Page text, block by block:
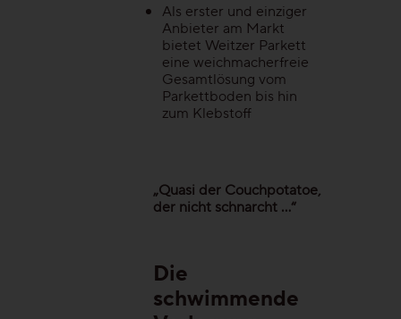
Unsere Kollektionen - Ihre Vorteile
Unsere Top-Seller, Aktionen und
beliebtesten Kollektionen
Professionals
Als erster und einziger
Anbieter am Markt
bietet Weitzer Parkett
eine weichmacherfreie
Gesamtlösung vom
Parkettboden bis hin
zum Klebstoff
„Quasi der Couchpotatoe,
der nicht schnarcht …“
Die
schwimmende